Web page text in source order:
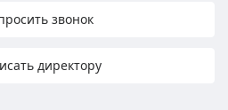
звонок
директору